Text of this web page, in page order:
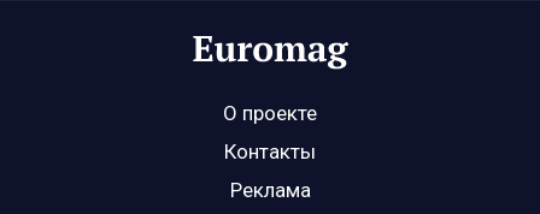
О проекте
Контакты
Реклама